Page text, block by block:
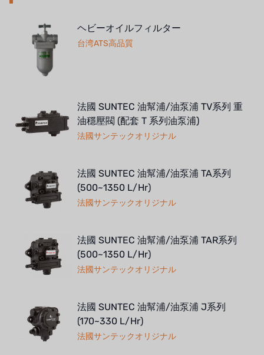
ヘビーオイルフィルター
台湾ATS高品質
法國 SUNTEC 油幫浦/油泵浦 TV系列 重
油穩壓閥 (配套 T 系列油泵浦)
法國サンテックオリジナル
法國 SUNTEC 油幫浦/油泵浦 TA系列
(500~1350 L/Hr)
法國サンテックオリジナル
法國 SUNTEC 油幫浦/油泵浦 TAR系列
(500~1350 L/Hr)
法國サンテックオリジナル
法國 SUNTEC 油幫浦/油泵浦 J系列
(170~330 L/Hr)
法國サンテックオリジナル